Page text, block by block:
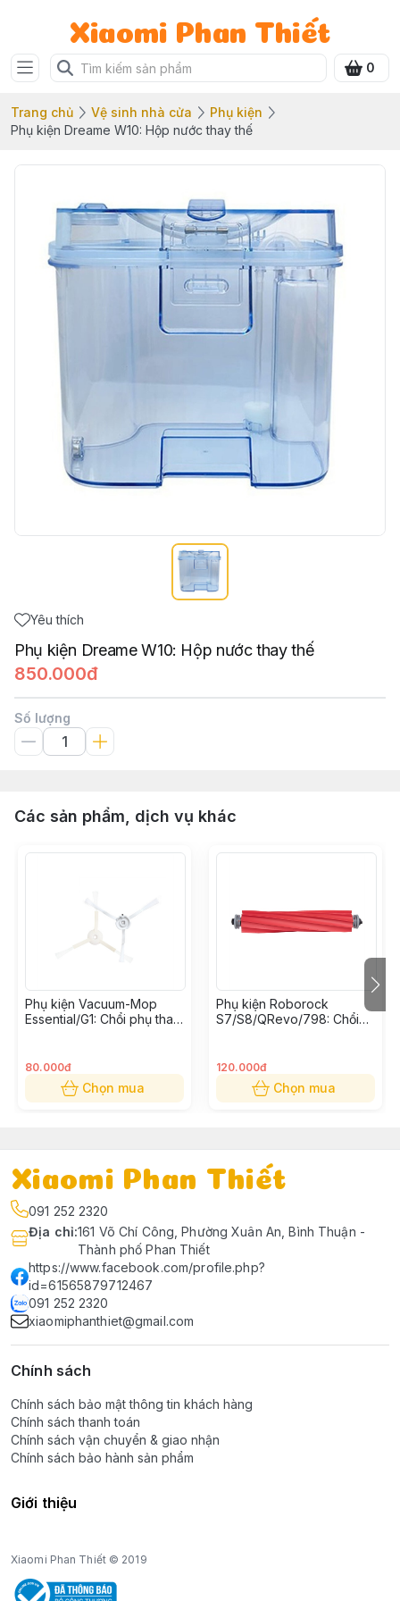
Xiaomi Phan Thiết
0
Trang chủ Vệ sinh nhà cửa
Phụ kiện
Phụ kiện Dreame W10: Hộp nước thay thế
Yêu thích
Phụ kiện Dreame W10: Hộp nước thay thế
850.000đ
Số lượng
Các sản phẩm, dịch vụ khác
Phụ kiện Vacuum-Mop
Essential/G1: Chổi phụ thay
80.000đ
Chọn mua
Phụ kiện Roborock
S7/S8/QRevo/798: Chổi
120.000đ
Chọn mua
Xiaomi Phan Thiết
091 252 2320
Địa chỉ:161 Võ Chí Công, Phường Xuân An, Bình Thuận -
Thành phố Phan Thiết
https://www.facebook.com/profile.php?
id=61565879712467
091 252 2320
xiaomiphanthiet@gmail.com
Chính sách
Chính sách bảo mật thông tin khách hàng
Chính sách thanh toán
Chính sách vận chuyển & giao nhận
Chính sách bảo hành sản phẩm
Giới thiệu
Xiaomi Phan Thiết © 2019